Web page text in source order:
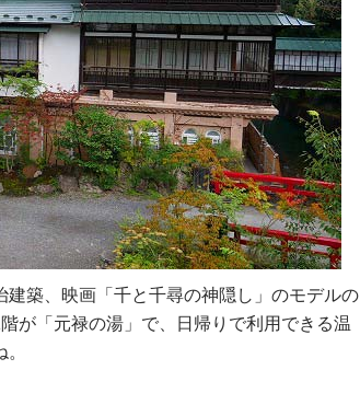
築、映画「千と千尋の神隠し」のモデルの
が「元禄の湯」で、日帰りで利用できる温